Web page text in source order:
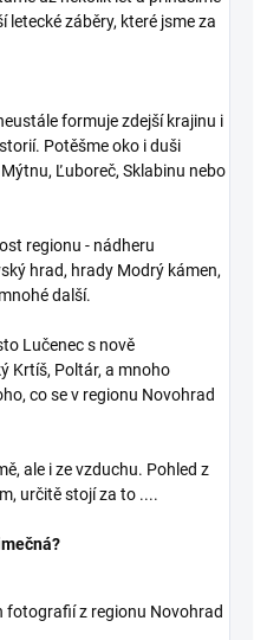
záběry, které jsme za
formuje zdejší krajinu i
Potěšme oko i duši
Ľuboreč, Sklabinu nebo
regionu - nádheru
hrad, hrady Modrý kámen,
další.
Lučenec s nově
Krtíš, Poltár, a mnoho
co se v regionu Novohrad
ale i ze vzduchu. Pohled z
určitě stojí za to ....
fotografií z regionu Novohrad